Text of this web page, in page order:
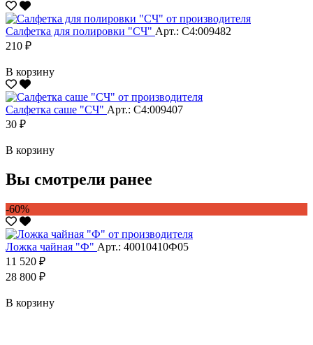
Салфетка для полировки "CЧ" Арт.: С4:009482
210 ₽
В корзину
Салфетка саше "CЧ" Арт.: С4:009407
30 ₽
В корзину
Вы смотрели ранее
-60%
Ложка чайная "Ф" Арт.: 40010410Ф05
11 520 ₽
28 800 ₽
В корзину